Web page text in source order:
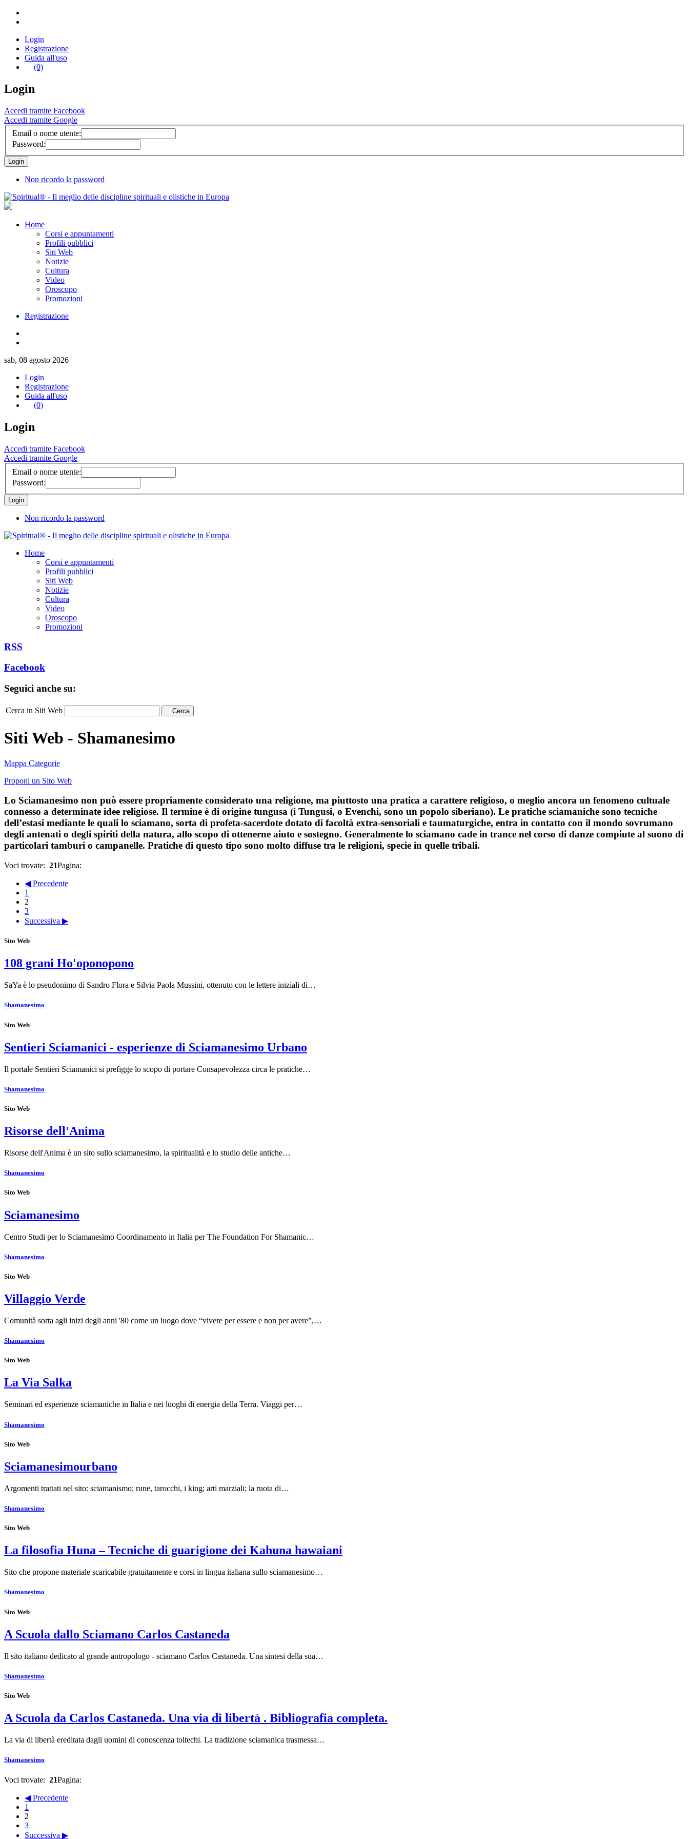
Login
Registrazione
Guida all'uso
(0)
Login
Accedi tramite Facebook
Accedi tramite Google
Email o nome utente:
Password:
Non ricordo la password
Home
Corsi e appuntamenti
Profili pubblici
Siti Web
Notizie
Cultura
Video
Oroscopo
Promozioni
Registrazione
sab, 08 agosto 2026
Login
Registrazione
Guida all'uso
(0)
Login
Accedi tramite Facebook
Accedi tramite Google
Email o nome utente:
Password:
Non ricordo la password
Home
Corsi e appuntamenti
Profili pubblici
Siti Web
Notizie
Cultura
Video
Oroscopo
Promozioni
RSS
Facebook
Seguici anche su:
Cerca in Siti Web Cerca
Siti Web - Shamanesimo
Mappa Categorie
Proponi un Sito Web
Lo Sciamanesimo non può essere propriamente considerato una religione, ma piuttosto una pratica a carattere religioso, o meglio ancora un fenomeno cultuale
connesso a determinate idee religiose. Il termine è di origine tungusa (i Tungusi, o Evenchi, sono un popolo siberiano). Le pratiche sciamaniche sono tecniche
dell’estasi mediante le quali lo sciamano, sorta di profeta-sacerdote dotato di facoltà extra-sensoriali e taumaturgiche, entra in contatto con il mondo sovrumano
degli antenati o degli spiriti della natura, allo scopo di ottenerne aiuto e sostegno. Generalmente lo sciamano cade in trance nel corso di danze compiute al suono di
particolari tamburi o campanelle. Pratiche di questo tipo sono molto diffuse tra le religioni, specie in quelle tribali.
Voci trovate: 21Pagina:
◀ Precedente
1
2
3
Successiva ▶
Sito Web
108 grani Ho'oponopono
SaYa è lo pseudonimo di Sandro Flora e Silvia Paola Mussini, ottenuto con le lettere iniziali di…
Shamanesimo
Sito Web
Sentieri Sciamanici - esperienze di Sciamanesimo Urbano
Il portale Sentieri Sciamanici si prefigge lo scopo di portare Consapevolezza circa le pratiche…
Shamanesimo
Sito Web
Risorse dell'Anima
Risorse dell'Anima è un sito sullo sciamanesimo, la spiritualità e lo studio delle antiche…
Shamanesimo
Sito Web
Sciamanesimo
Centro Studi per lo Sciamanesimo Coordinamento in Italia per The Foundation For Shamanic…
Shamanesimo
Sito Web
Villaggio Verde
Comunità sorta agli inizi degli anni '80 come un luogo dove “vivere per essere e non per avere”,…
Shamanesimo
Sito Web
La Via Salka
Seminari ed esperienze sciamaniche in Italia e nei luoghi di energia della Terra. Viaggi per…
Shamanesimo
Sito Web
Sciamanesimourbano
Argomenti trattati nel sito: sciamanismo; rune, tarocchi, i king; arti marziali; la ruota di…
Shamanesimo
Sito Web
La filosofia Huna – Tecniche di guarigione dei Kahuna hawaiani
Sito che propone materiale scaricabile gratuitamente e corsi in lingua italiana sullo sciamanesimo…
Shamanesimo
Sito Web
A Scuola dallo Sciamano Carlos Castaneda
Il sito italiano dedicato al grande antropologo - sciamano Carlos Castaneda. Una sintesi della sua…
Shamanesimo
Sito Web
A Scuola da Carlos Castaneda. Una via di libertà . Bibliografia completa.
La via di libertà ereditata dagli uomini di conoscenza toltechi. La tradizione sciamanica trasmessa…
Shamanesimo
Voci trovate: 21Pagina:
◀ Precedente
1
2
3
Successiva ▶